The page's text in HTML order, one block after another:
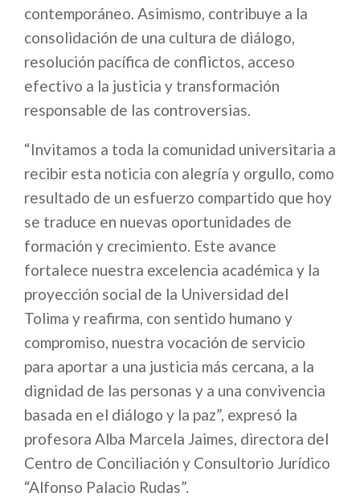
contemporáneo. Asimismo, contribuye a la
consolidación de una cultura de diálogo,
resolución pacífica de conflictos, acceso
efectivo a la justicia y transformación
responsable de las controversias.
“Invitamos a toda la comunidad universitaria a
recibir esta noticia con alegría y orgullo, como
resultado de un esfuerzo compartido que hoy
se traduce en nuevas oportunidades de
formación y crecimiento. Este avance
fortalece nuestra excelencia académica y la
proyección social de la Universidad del
Tolima y reafirma, con sentido humano y
compromiso, nuestra vocación de servicio
para aportar a una justicia más cercana, a la
dignidad de las personas y a una convivencia
basada en el diálogo y la paz”, expresó la
profesora Alba Marcela Jaimes, directora del
Centro de Conciliación y Consultorio Jurídico
“Alfonso Palacio Rudas”.